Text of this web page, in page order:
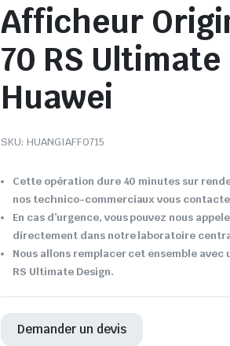
Afficheur
70 RS Ultimate
Huawei
SKU: HUANGIAFF0715
Cette opération dure 40 minutes sur
nos technico-commerciaux vous
En cas d’urgence, vous pouvez nous
directement dans notre laboratoire
Nous allons remplacer cet ensemble avec
RS Ultimate Design.
Demander un devis